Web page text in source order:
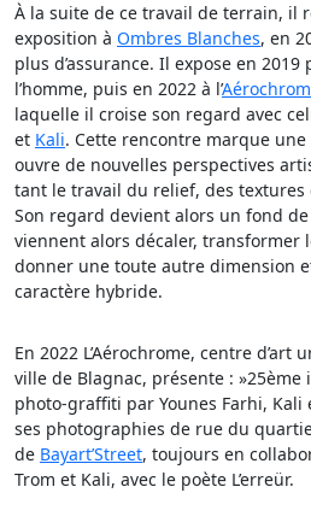
À la suite de ce travail de terrain, il
exposition à Ombres Blanches, en
plus d’assurance. Il expose en
l’homme, puis en 2022 à l’
laquelle il croise son regard avec
et Kali. Cette rencontre marque
ouvre de nouvelles perspectives
tant le travail du relief, des textures
Son regard devient alors un fond
viennent alors décaler, transformer
donner une toute autre dimension
caractère hybride.
En 2022 L’Aérochrome, centre
ville de Blagnac, présente : »25ème
photo-graffiti par Younes Farhi, Kali
ses photographies de rue du
de Bayart’Street, toujours en
Trom et Kali, avec le poète L’erreür.